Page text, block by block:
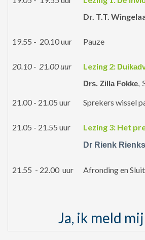
Dr. T.T.
19.55 - 20.10 uur Pauze
20.10 - 21.00 uur Lezing 2:
Drs. Zilla Fokke,
21.00 - 21.05 uur Sprekers wissel
21.05 - 21.55 uur Lezing 3: Het
Dr Rienk Rienks
21.55 - 22.00 uur Afronding en
Ja, ik meld